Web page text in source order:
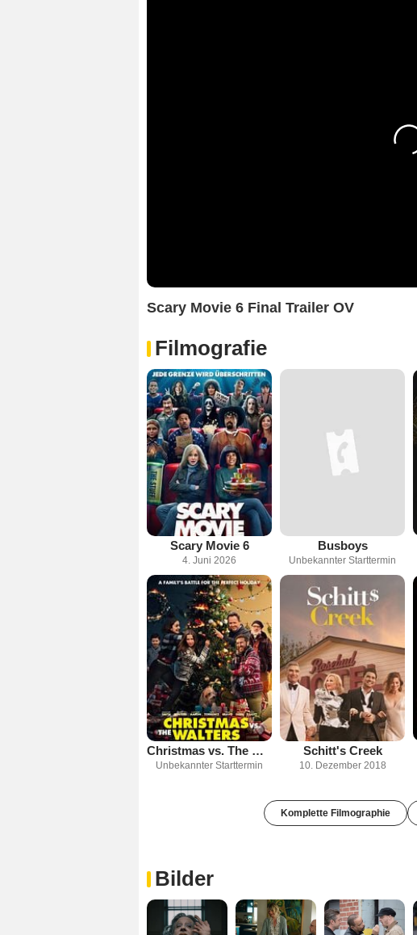
Scary Movie 6 Final Trailer OV
Filmografie
Scary Movie 6
4. Juni 2026
Busboys
Unbekannter Starttermin
Christmas vs. The Walters
Unbekannter Starttermin
Schitt's Creek
10. Dezember 2018
Komplette Filmographie
Bilder